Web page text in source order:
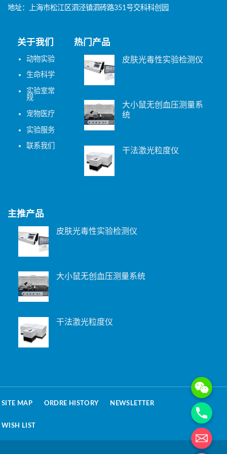
地址：上海市松江区泗泾镇泗砖路351号交科科创园
关于我们
动物实验
生命科学
实验室常
规
宠物医疗
实验服务
联系我们
热门产品
皮肤光毒性实验检测仪
大小鼠无创血压测量系
统
干法激光粒度仪
主推产品
皮肤光毒性实验检测仪
大小鼠无创血压测量系统
干法激光粒度仪
SITE MAP ORDRE HISTORY NEWSLETTER
WISH LIST
WeChat:
Phone
电子邮箱地址